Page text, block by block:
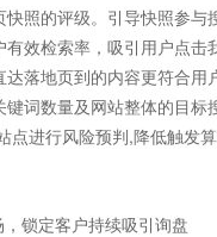
照的评级。引导快照参与
效检索率，吸引用户点击
落地页到的内容更符合用
词数量及网站整体的目标
进行风险预判,降低触发
锁定客户持续吸引询盘